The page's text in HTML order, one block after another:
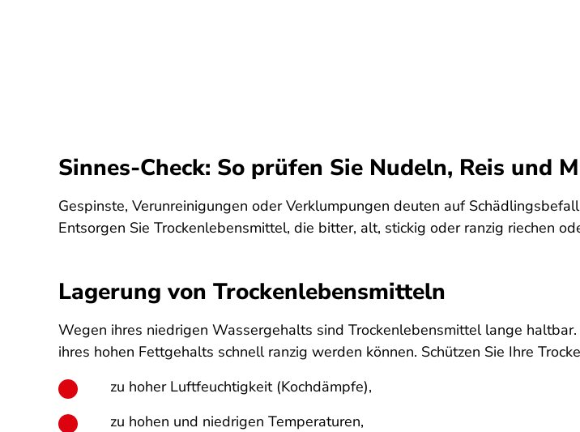
Sinnes-Check: So prüfen Sie Nudeln, Reis und
Gespinste, Verunreinigungen oder Verklumpungen deuten auf
Entsorgen Sie Trockenlebensmittel, die bitter, alt, stickig oder ranzig riechen
Lagerung von Trockenlebensmitteln
Wegen ihres niedrigen Wassergehalts sind Trockenlebensmittel lange
ihres hohen Fettgehalts schnell ranzig werden können. Schützen Sie Ihre
zu hoher Luftfeuchtigkeit (Kochdämpfe),
zu hohen und niedrigen Temperaturen,